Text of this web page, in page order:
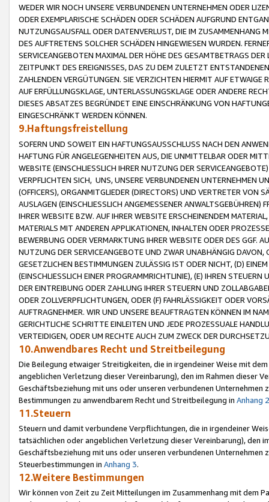
WEDER WIR NOCH UNSERE VERBUNDENEN UNTERNEHMEN ODER
ODER EXEMPLARISCHE SCHÄDEN ODER SCHÄDEN AUFGRUND
NUTZUNGSAUSFALL ODER DATENVERLUST, DIE IM ZUSAMMENHANG
DES AUFTRETENS SOLCHER SCHÄDEN HINGEWIESEN WURDEN.
SERVICEANGEBOTEN MAXIMAL DER HÖHE DES GESAMTBETRAGS
ZEITPUNKT DES EREIGNISSES, DAS ZU DEM ZULETZT
ZAHLENDEN VERGÜTUNGEN. SIE VERZICHTEN HIERMIT AUF
AUF ERFÜLLUNGSKLAGE, UNTERLASSUNGSKLAGE ODER ANDERE
DIESES ABSATZES BEGRÜNDET EINE EINSCHRÄNKUNG VON
EINGESCHRÄNKT WERDEN KÖNNEN.
9.Haftungsfreistellung
SOFERN UND SOWEIT EIN HAFTUNGSAUSSCHLUSS NACH DEN
HAFTUNG FÜR ANGELEGENHEITEN AUS, DIE UNMITTELBAR ODER
WEBSITE (EINSCHLIESSLICH IHRER NUTZUNG DER
VERPFLICHTEN SICH, UNS, UNSERE VERBUNDENEN UNTERNEHMEN
(OFFICERS), ORGANMITGLIEDER (DIRECTORS) UND VERTRETER VON
AUSLAGEN (EINSCHLIESSLICH ANGEMESSENER
IHRER WEBSITE BZW. AUF IHRER WEBSITE ERSCHEINENDEM
MATERIALS MIT ANDEREN APPLIKATIONEN, INHALTEN ODER
BEWERBUNG ODER VERMARKTUNG IHRER WEBSITE ODER DES GGF.
NUTZUNG DER SERVICEANGEBOTE UND ZWAR UNABHÄNGIG
GESETZLICHEN BESTIMMUNGEN ZULÄSSIG IST ODER NICHT, (D)
(EINSCHLIESSLICH EINER PROGRAMMRICHTLINIE), (E) IHREN
DER EINTREIBUNG ODER ZAHLUNG IHRER STEUERN UND
ODER ZOLLVERPFLICHTUNGEN, ODER (F) FAHRLÄSSIGKEIT ODER
AUFTRAGNEHMER. WIR UND UNSERE BEAUFTRAGTEN KÖNNEN IM
GERICHTLICHE SCHRITTE EINLEITEN UND JEDE PROZESSUALE
VERTEIDIGEN, ODER UM RECHTE AUCH ZUM ZWECK DER
10.Anwendbares Recht und Streitbeilegung
Die Beilegung etwaiger Streitigkeiten, die in irgendeiner Weise mit
angeblichen Verletzung dieser Vereinbarung), den im Rahmen dieser
Geschäftsbeziehung mit uns oder unseren verbundenen
Bestimmungen zu anwendbarem Recht und Streitbeilegung in Anhang 2
11.Steuern
Steuern und damit verbundene Verpflichtungen, die in irgendeiner
tatsächlichen oder angeblichen Verletzung dieser Vereinbarung), den
Geschäftsbeziehung mit uns oder unseren verbundenen
Steuerbestimmungen in Anhang 3.
12.Weitere Bestimmungen
Wir können von Zeit zu Zeit Mitteilungen im Zusammenhang mit dem